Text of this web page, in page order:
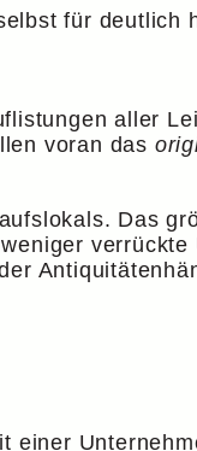
für deutlich
aller
voran das
Das
verrückte
einer